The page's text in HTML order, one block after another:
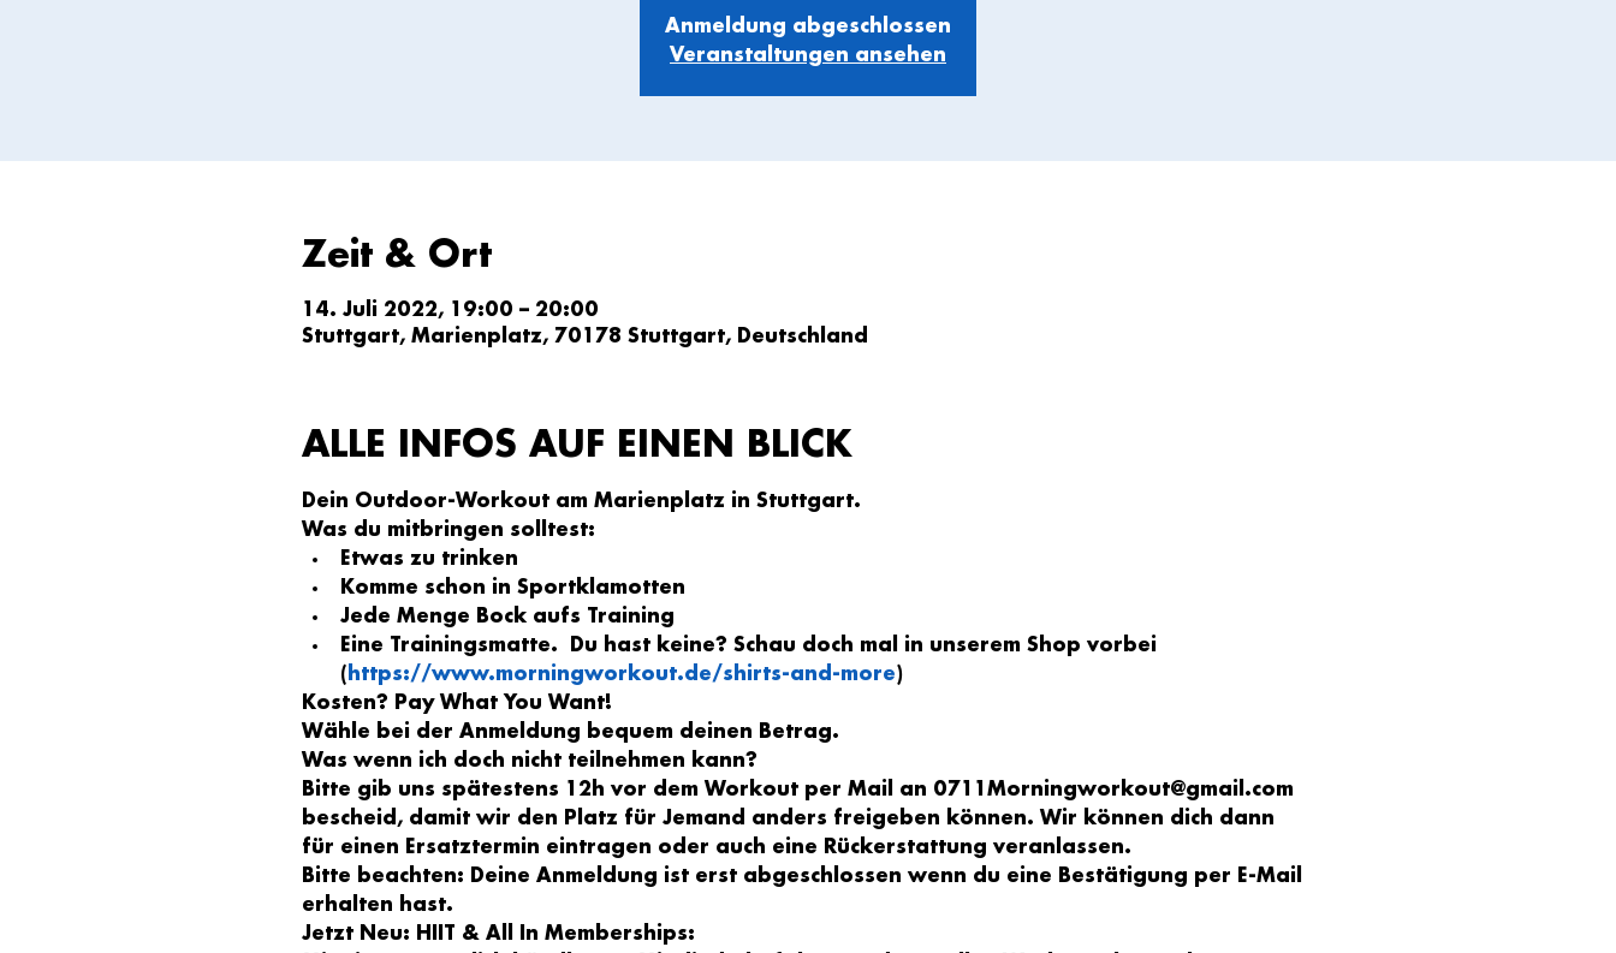
Anmeldung abgeschlossen
Veranstaltungen ansehen
Zeit & Ort
14. Juli 2022, 19:00 – 20:00
Stuttgart, Marienplatz, 70178 Stuttgart, Deutschland
ALLE INFOS AUF EINEN BLICK
Dein Outdoor-Workout am Marienplatz in Stuttgart.
Was du mitbringen solltest:
Etwas zu trinken
Komme schon in Sportklamotten
Jede Menge Bock aufs Training
Eine Trainingsmatte.  Du hast keine? Schau doch mal in unserem Shop vorbei
( https://www.morningworkout.de/shirts-and-more)
Kosten? Pay What You Want!
Wähle bei der Anmeldung bequem deinen Betrag.
Was wenn ich doch nicht teilnehmen kann?
Bitte gib uns spätestens 12h vor dem Workout per Mail an 0711Morningworkout@gmail.com
bescheid, damit wir den Platz für Jemand anders freigeben können. Wir können dich dann
für einen Ersatztermin eintragen oder auch eine Rückerstattung veranlassen.
Bitte beachten: Deine Anmeldung ist erst abgeschlossen wenn du eine Bestätigung per E-Mail
erhalten hast.
Jetzt Neu: HIIT & All In Memberships: